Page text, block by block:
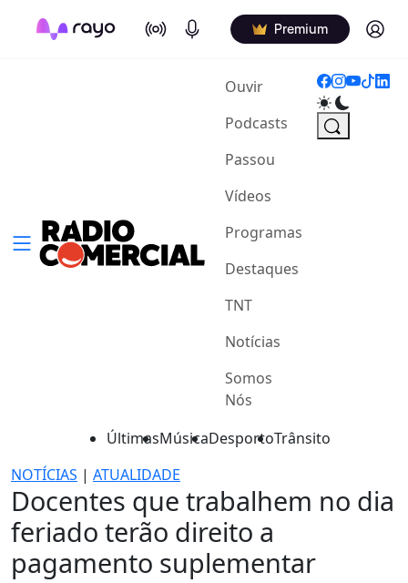
On Air Podcasts Premium Log in
Ouvir(current)
Podcasts
Passou
Vídeos
Programas
Destaques
TNT
Notícias
Somos
Nós
ÚltimasMúsicaDesportoTrânsito
NOTÍCIAS | ATUALIDADE
Docentes que trabalhem no dia
feriado terão direito a
pagamento suplementar